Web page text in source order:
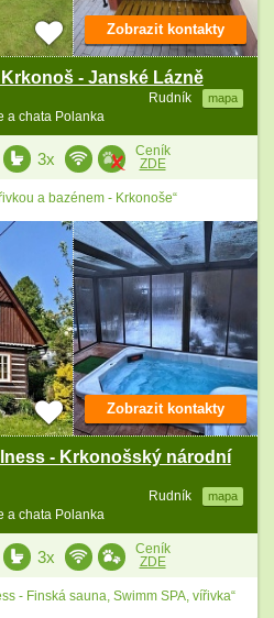
- Janské Lázně
Rudník mapa
a chata Polanka
Zobrazit kontakty
3x
Ceník
ZDE
a bazénem - Krkonoše“
- Krkonošský národní
Rudník mapa
a chata Polanka
Zobrazit kontakty
3x
Ceník
ZDE
- Finská sauna, Swimm SPA, vířivka“